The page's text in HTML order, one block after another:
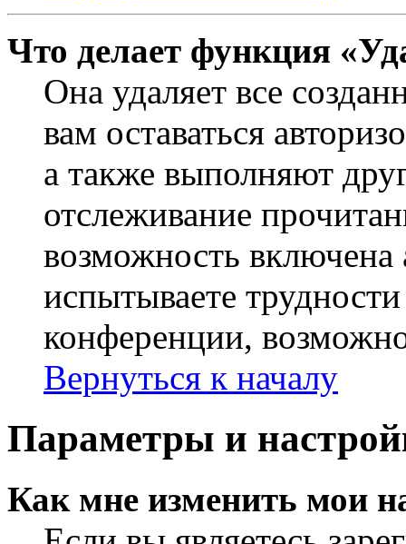
Что делает функция
Она удаляет все
вам оставаться
а также выполняют
отслеживание
возможность
испытываете
конференции,
Вернуться к началу
Параметры и
Как мне изменить мои